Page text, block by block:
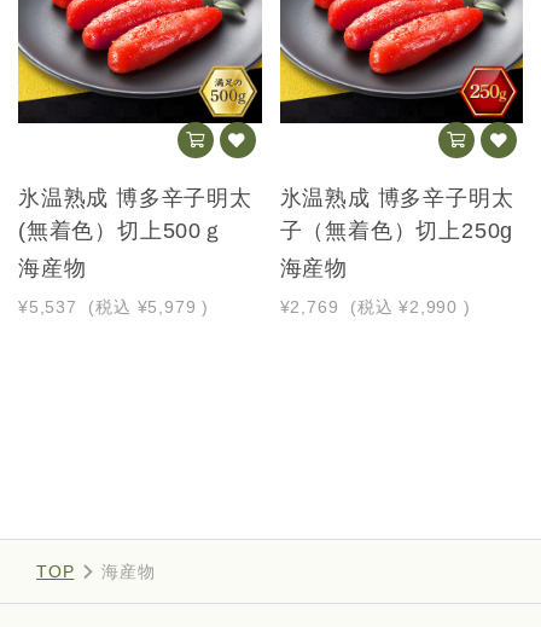
氷温熟成 博多辛子明太
(無着色）切上500ｇ
海産物
¥5,537 (税込 ¥5,979 )
氷温熟成 博多辛子明太
子（無着色）切上250g
海産物
¥2,769 (税込 ¥2,990 )
TOP 海産物